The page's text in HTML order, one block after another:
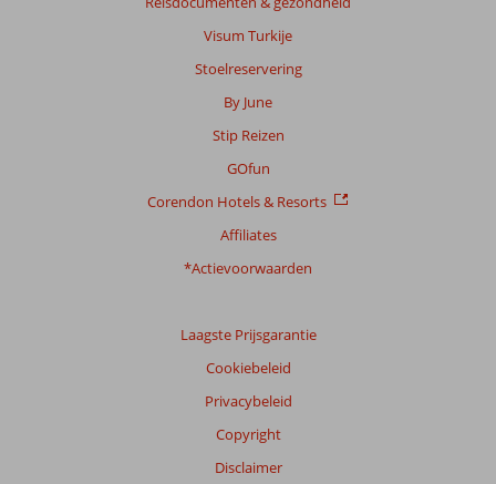
Visum Turkije
Stoelreservering
By June
Stip Reizen
GOfun
Corendon Hotels & Resorts
Affiliates
*Actievoorwaarden
Laagste Prijsgarantie
Cookiebeleid
Privacybeleid
Copyright
Disclaimer